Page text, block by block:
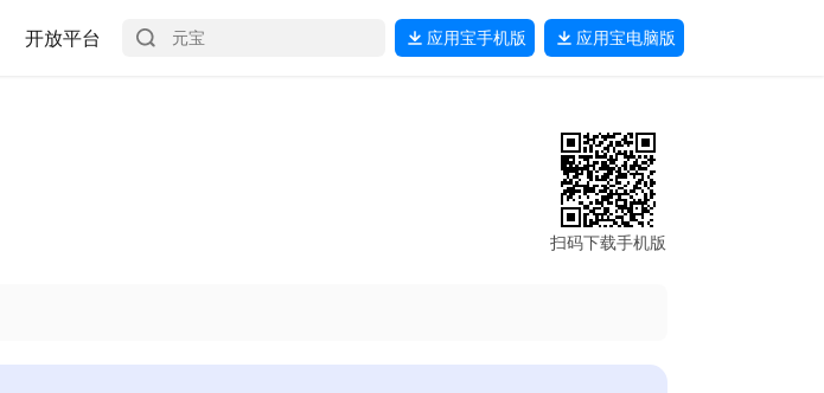
开放平台 应用宝手机版 应用宝电脑版
扫码下载手机版